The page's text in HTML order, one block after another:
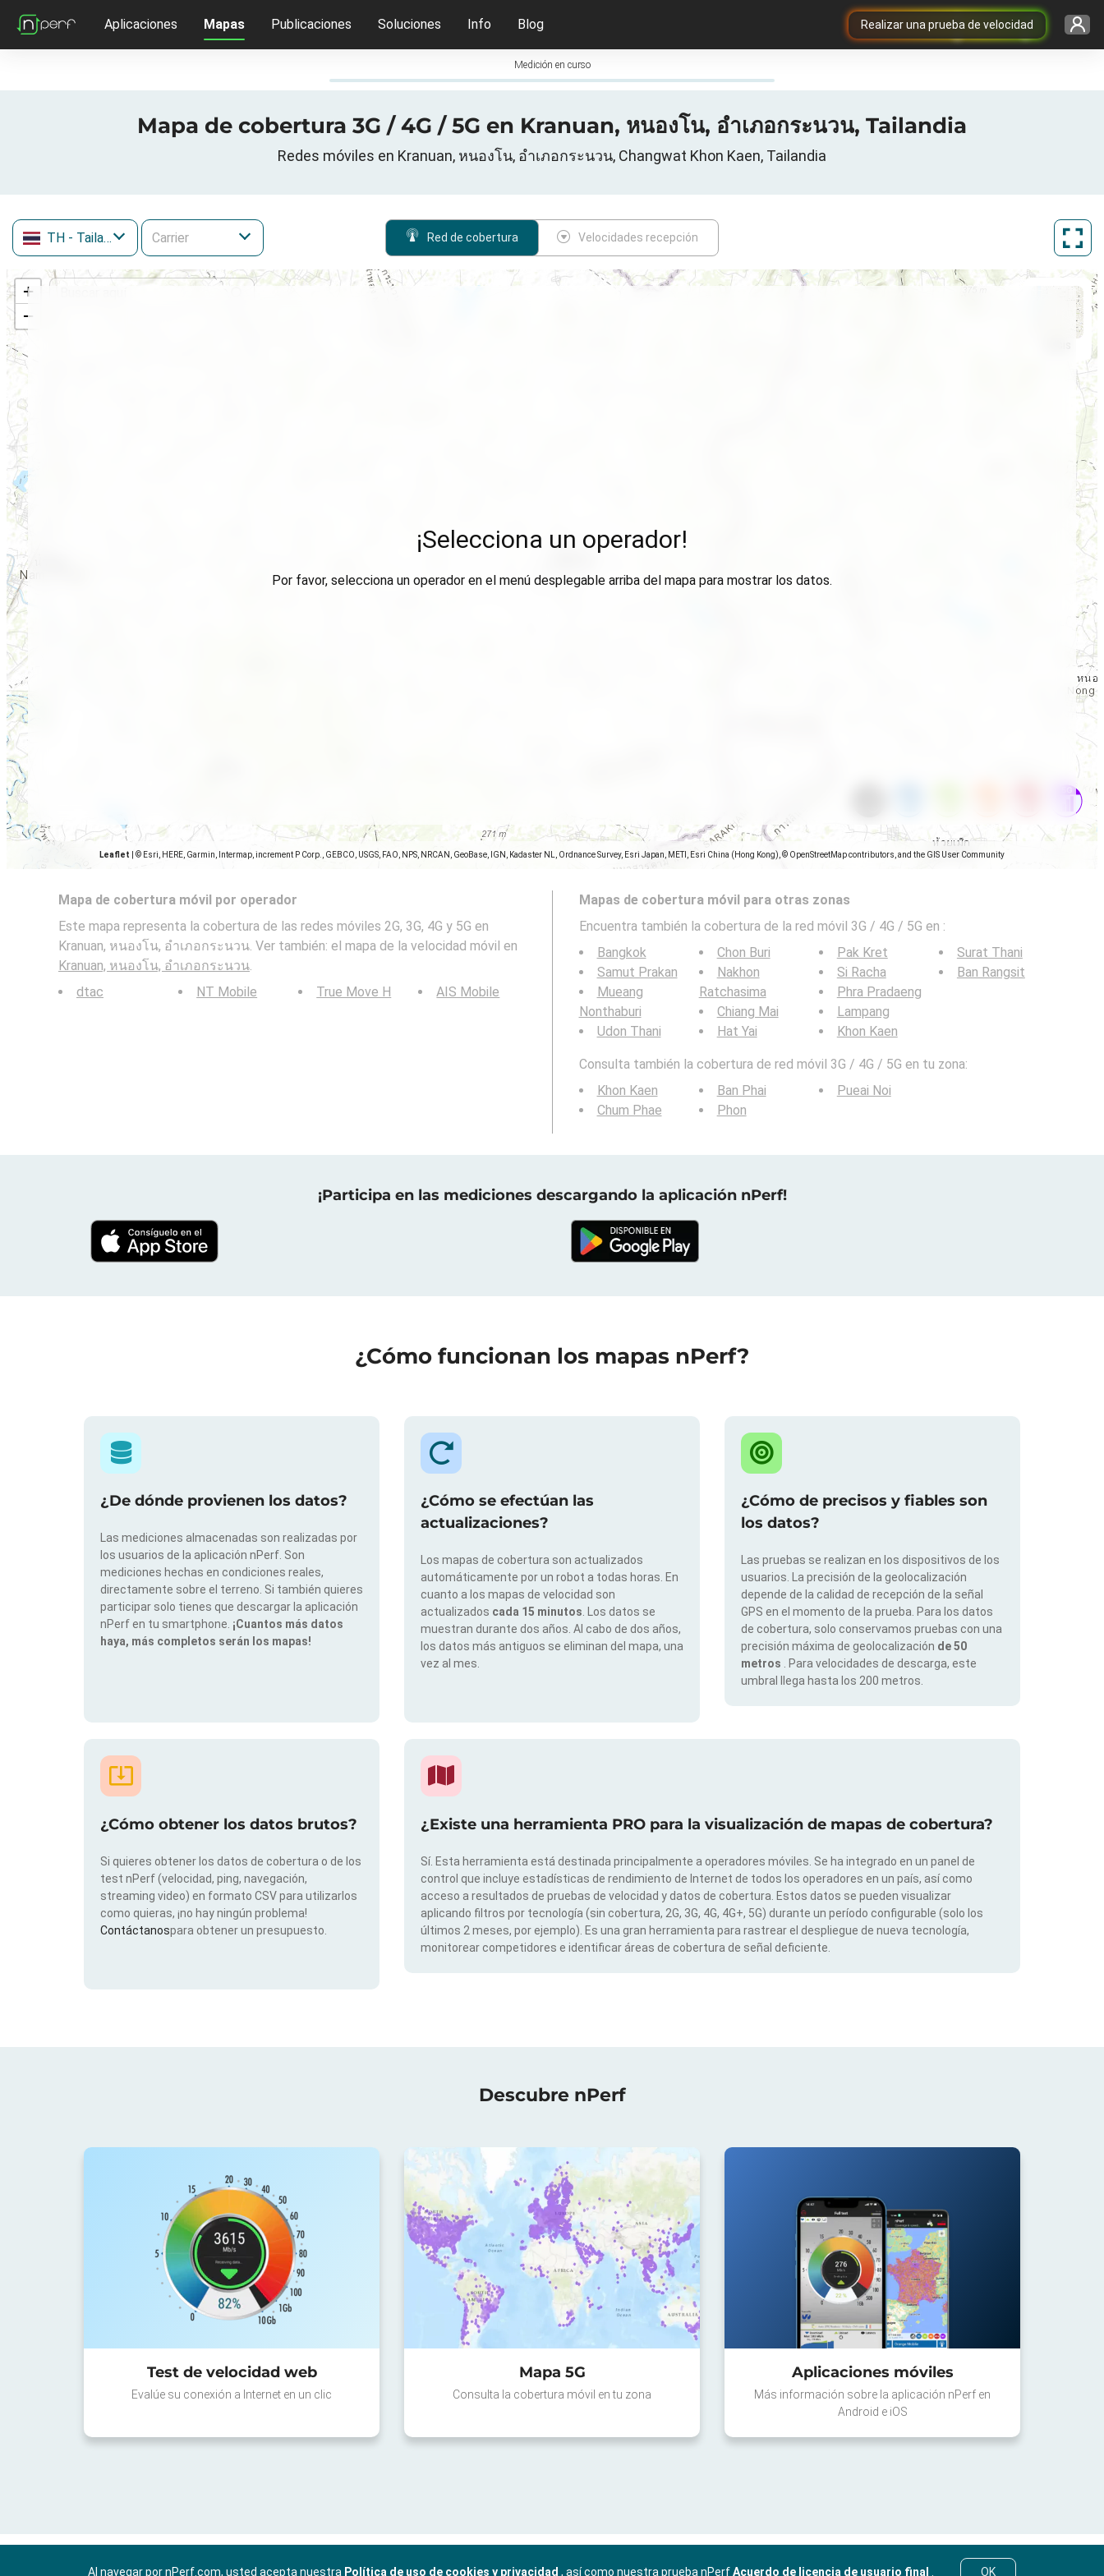
Realizar una prueba de velocidad
Aplicaciones Mapas Publicaciones Soluciones Info Blog
Medición en curso
Mapa de cobertura 3G / 4G / 5G en Kranuan, หนองโน, อำเภอกระนวน, Tailandia
Redes móviles en Kranuan, หนองโน, อำเภอกระนวน, Changwat Khon Kaen, Tailandia
TH - Tailandia Red de cobertura Velocidades recepción
+
−
Leaflet © Esri, HERE, Garmin, Intermap, increment P Corp., GEBCO, USGS, FAO, NPS, NRCAN, GeoBase, IGN, Kadaster NL, Ordnance Survey, Esri Japan, METI, Esri China (Hong Kong), © OpenStreetMap contributors, and the GIS User Community
¡Selecciona un operador!
Por favor, selecciona un operador en el menú desplegable arriba del mapa para mostrar los datos.
Mapa de cobertura móvil por operador
Este mapa representa la cobertura de las redes móviles 2G, 3G, 4G y 5G en
Kranuan, หนองโน, อำเภอกระนวน. Ver también: el mapa de la velocidad móvil en
Kranuan, หนองโน, อำเภอกระนวน.
dtac
NT Mobile True Move H AIS Mobile
Mapas de cobertura móvil para otras zonas
Encuentra también la cobertura de la red móvil 3G / 4G / 5G en :
Bangkok
Samut Prakan
Mueang
Nonthaburi
Udon Thani
Chon Buri
Nakhon
Ratchasima
Chiang Mai
Hat Yai
Pak Kret
Si Racha
Phra Pradaeng
Lampang
Khon Kaen
Surat Thani
Ban Rangsit
Consulta también la cobertura de red móvil 3G / 4G / 5G en tu zona:
Khon Kaen
Chum Phae
Ban Phai
Phon
Pueai Noi
¡Participa en las mediciones descargando la aplicación nPerf!
¿Cómo funcionan los mapas nPerf?
¿De dónde provienen los datos?
Las mediciones almacenadas son realizadas por
los usuarios de la aplicación nPerf. Son
mediciones hechas en condiciones reales,
directamente sobre el terreno. Si también quieres
participar solo tienes que descargar la aplicación
nPerf en tu smartphone. ¡Cuantos más datos
haya, más completos serán los mapas!
¿Cómo se efectúan las
actualizaciones?
Los mapas de cobertura son actualizados
automáticamente por un robot a todas horas. En
cuanto a los mapas de velocidad son
actualizados cada 15 minutos . Los datos se
muestran durante dos años. Al cabo de dos años,
los datos más antiguos se eliminan del mapa, una
vez al mes.
¿Cómo de precisos y fiables son
los datos?
Las pruebas se realizan en los dispositivos de los
usuarios. La precisión de la geolocalización
depende de la calidad de recepción de la señal
GPS en el momento de la prueba. Para los datos
de cobertura, solo conservamos pruebas con una
precisión máxima de geolocalización de 50
metros
. Para velocidades de descarga, este
umbral llega hasta los 200 metros.
¿Cómo obtener los datos brutos?
Si quieres obtener los datos de cobertura o de los
test nPerf (velocidad, ping, navegación,
streaming video) en formato CSV para utilizarlos
como quieras, ¡no hay ningún problema!
Contáctanospara obtener un presupuesto.
¿Existe una herramienta PRO para la visualización de mapas de cobertura?
Sí. Esta herramienta está destinada principalmente a operadores móviles. Se ha integrado en un panel de
control que incluye estadísticas de rendimiento de Internet de todos los operadores en un país, así como
acceso a resultados de pruebas de velocidad y datos de cobertura. Estos datos se pueden visualizar
aplicando filtros por tecnología (sin cobertura, 2G, 3G, 4G, 4G+, 5G) durante un período configurable (solo los
últimos 2 meses, por ejemplo). Es una gran herramienta para rastrear el despliegue de nueva tecnología,
monitorear competidores e identificar áreas de cobertura de señal deficiente.
Descubre nPerf
Test de velocidad web
Evalúe su conexión a Internet en un clic
Mapa 5G
Consulta la cobertura móvil en tu zona
Aplicaciones móviles
Más información sobre la aplicación nPerf en
Android e iOS
Al navegar por nPerf.com, usted acepta nuestra Política de uso de cookies y privacidad , así como nuestra prueba nPerfAcuerdo de licencia de usuario final OK